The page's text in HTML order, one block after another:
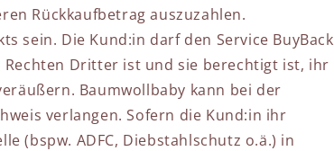
Rückkaufbetrag auszuzahlen.
sein. Die Kund:in darf den Service BuyBack
Dritter ist und sie berechtigt ist, ihr
Baumwollbaby kann bei der
verlangen. Sofern die Kund:in ihr
(bspw. ADFC, Diebstahlschutz o.ä.) in